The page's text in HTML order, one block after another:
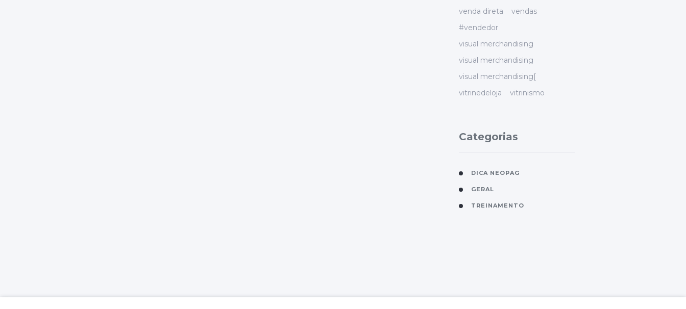
venda direta
vendas
#vendedor
visual merchandising
visual merchandising
visual merchandising[
vitrinedeloja
vitrinismo
Categorias
DICA NEOPAG
GERAL
TREINAMENTO